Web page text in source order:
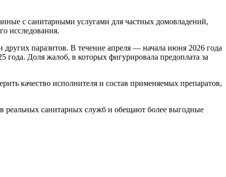
с санитарными услугами для частных домовладений,
исследования.
паразитов. В течение апреля — начала июня 2026 года
Доля жалоб, в которых фигурировала предоплата за
качество исполнителя и состав применяемых препаратов,
реальных санитарных служб и обещают более выгодные